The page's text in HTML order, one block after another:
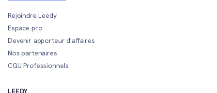
Rejoindre Leedy
Espace pro
Devenir apporteur d'affaires
Nos partenaires
CGU Professionnels